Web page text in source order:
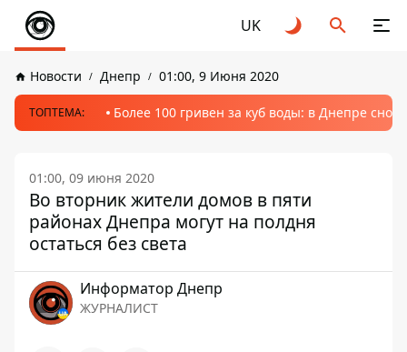
UK
Новости Днепр 01:00, 9 Июня 2020
ТОПТЕМА: Более 100 гривен за куб воды: в Днепре
01:00, 09 июня 2020
Во вторник жители домов в пяти
районах Днепра могут на полдня
остаться без света
Информатор Днепр
ЖУРНАЛИСТ